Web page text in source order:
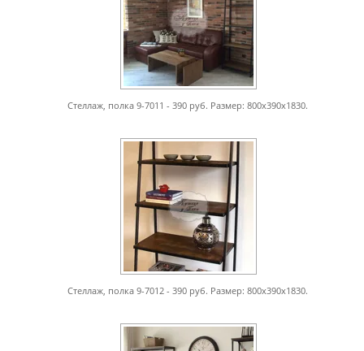
Стеллаж, полка 9-7011 - 390 руб. Размер: 800х390х1830.
Стеллаж, полка 9-7012 - 390 руб. Размер: 800х390х1830.